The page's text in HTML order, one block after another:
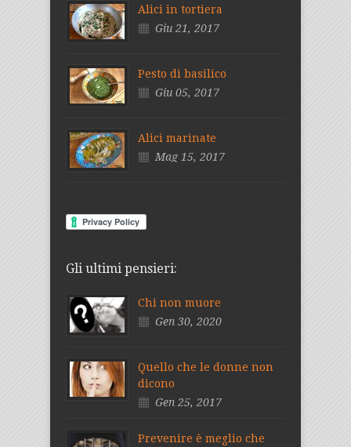
Alici in tortiera
Giu 21, 2017
Pesto di basilico
Giu 05, 2017
Alici marinate
Mag 15, 2017
Gli ultimi pensieri:
Chi non muore
Gen 30, 2020
Quello che le donne non
dicono
Gen 25, 2017
Prevenire è meglio che